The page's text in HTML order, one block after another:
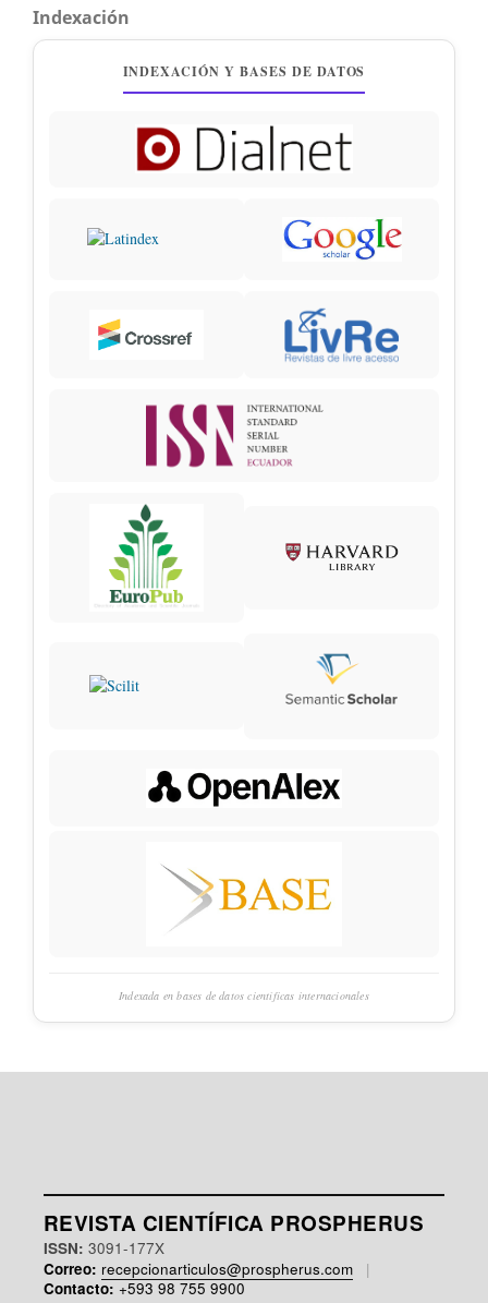
Indexación
INDEXACIÓN Y BASES DE DATOS
Indexada en bases de datos científicas internacionales
REVISTA CIENTÍFICA PROSPHERUS
ISSN: 3091-177X
Correo: recepcionarticulos@prospherus.com
|
Contacto: +593 98 755 9900